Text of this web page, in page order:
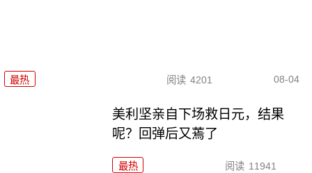
最热 阅读 4201 08-04
美利坚亲自下场救日元，结果
呢？回弹后又蔫了
最热 阅读 11941